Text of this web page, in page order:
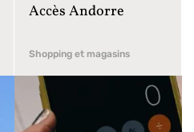
Accès Andorre
Shopping et magasins